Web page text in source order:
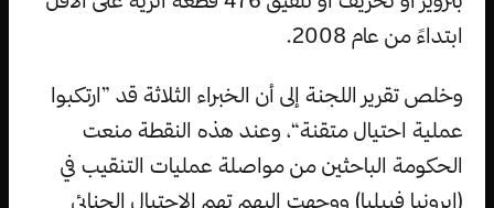
ابتداءً من عام 2008.
وخلص تقرير اللجنة إلى أن الخبراء الثلاثة قد ”ارتكبوا
عملية احتيال متقنة“، وعند هذه النقطة منعت
الحكومة الباحثين من مواصلة عمليات التنقيب في
(إيرونيا فييليا) ووجهت إليهم تهم الاحتيال الجنائي